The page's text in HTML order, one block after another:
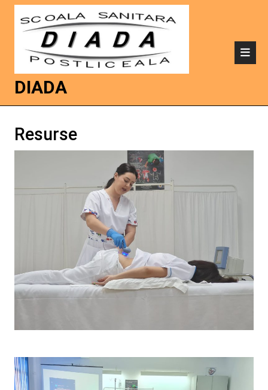
DIADA
Resurse